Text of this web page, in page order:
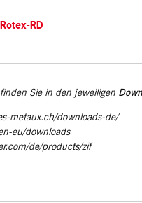
Rotex-RD
Sie in den jeweiligen
metaux.ch/downloads-de/
eu/downloads
de/products/zif